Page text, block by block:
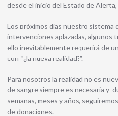
desde el inicio del Estado de
Los próximos días nuestro sistema
intervenciones aplazadas,
ello inevitablemente requerirá de
con “¿la nueva realidad?”.
Para nosotros la realidad no es
de sangre siempre es necesaria y
semanas, meses y años,
de donaciones.